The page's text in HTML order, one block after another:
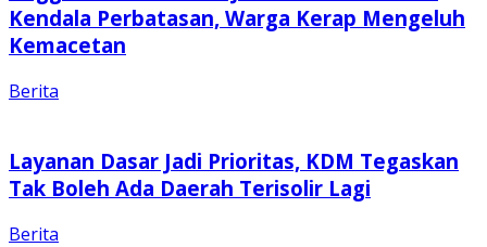
Kendala Perbatasan, Warga Kerap Mengeluh
Kemacetan
Berita
Layanan Dasar Jadi Prioritas, KDM Tegaskan
Tak Boleh Ada Daerah Terisolir Lagi
Berita